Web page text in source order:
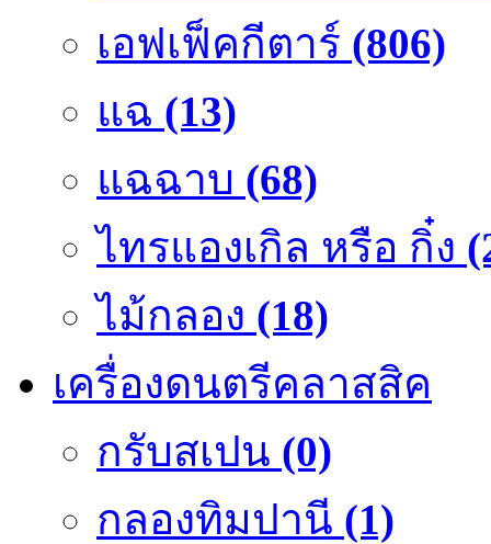
เอฟเฟ็คกีตาร์ (806)
แฉ (13)
แฉฉาบ (68)
ไทรแองเกิล หรือ กิ๋ง
ไม้กลอง (18)
เครื่องดนตรีคลาสสิค
กรับสเปน (0)
กลองทิมปานี (1)